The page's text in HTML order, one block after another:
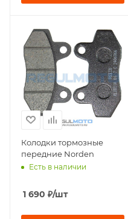
Колодки тормозные
передние Norden
Есть в наличии
1 690 ₽/шт